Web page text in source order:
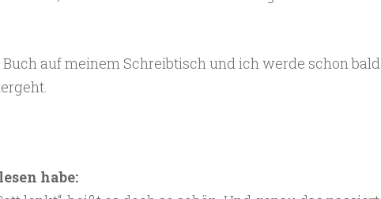
auf meinem Schreibtisch und ich werde schon bald
habe: